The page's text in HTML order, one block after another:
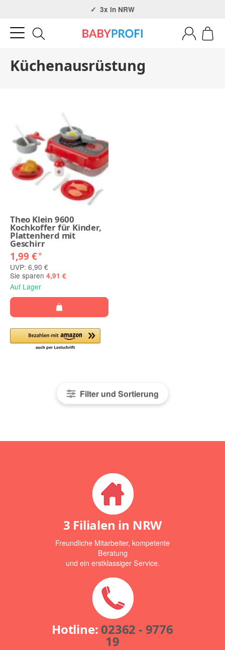
Über 30 Jahre Erfahrung 3x in NRW
Küchenausrüstung
Filter und Sortierung
Theo Klein 9600
Kochkoffer für Kinder,
Plattenherd mit
Geschirr
1,99 €*
UVP: 6,90 €
Sie sparen 4,91 €
Auf Lager
3 Filialen in NRW
Freundliche Mitarbeiter, kompetente
Beratung
und ein erstklassiger Service.
Hotline: 02362 - 9776
19